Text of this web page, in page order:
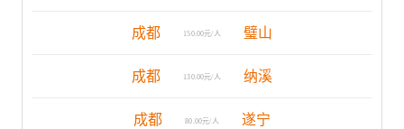
成都 150.00元/人 璧山
成都 130.00元/人 纳溪
成都 80.00元/人 遂宁